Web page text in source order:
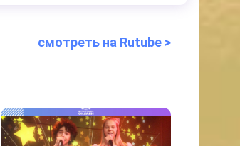
смотреть на Rutube >